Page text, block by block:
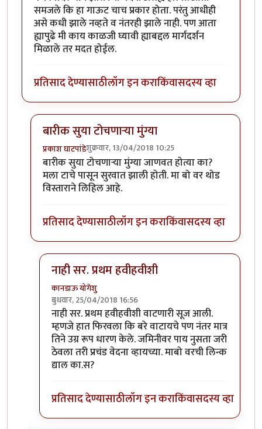
समजले कि हा गाऊट चाच प्रकार होता. परंतु आधीही
असे कधी झाले नव्हते व नंतरही झाले नाही. पण आता
ह्यापुढे मी काय काळजी घ्यावी ह्याबद्दल मार्गदर्शन
मिळाले तर मदत होईल.
प्रतिसाद देण्यासाठीलॉग इन कराकिंवासदस्य व्हा
बारीक सुया टोचणार्‍या मुंग्या
प्रकाश घाटपांडेशुक्रवार, 13/04/2018 10:25
In reply toमध्यंतरी सलगपणे ४ तासbyकानडाऊ योगेशु
बारीक सुया टोचणार्‍या मुंग्या जाणवत होत्या का?
मला टाचे पासून सुरवात झाली होती. मा बो वर थोड
विस्ताराने लिहिल आहे.
प्रतिसाद देण्यासाठीलॉग इन कराकिंवासदस्य व्हा
नाही सर. प्रथम हवीहवीशी
कानडाऊ योगेशु
बुधवार, 25/04/2018 16:56
In reply toबारीक सुया टोचणार्‍या मुंग्याbyप्रकाश घाटपांडे
नाही सर. प्रथम हवीहवीशी वाटणारी सूज आली.
म्हणजे हात फिरवला कि बरे वाटायचे पण नंतर मात्र
तिने उग्र रूप धारण केले. जमिनीवर पाय नुसता जरी
ठेवला तरी प्रचंड वेदना व्हायच्या. माबो वरची लिन्क
द्याल का.स?
प्रतिसाद देण्यासाठीलॉग इन कराकिंवासदस्य व्हा